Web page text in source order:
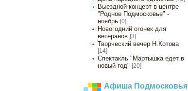
Выездной концерт в центре
"Родное Подмосковье" -
ноябрь [0]
Новогодний огонек для
ветеранов [3]
Творческий вечер Н.Котова
[14]
Спектакль "Мартышка едет в
новый год" [20]
Афиша Подмосковья